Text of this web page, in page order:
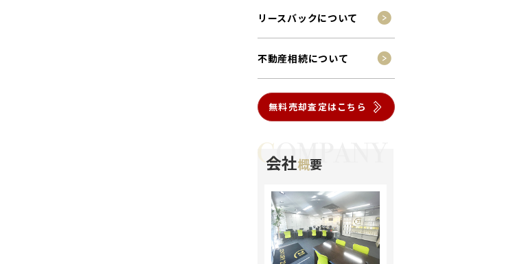
リースバックについて
不動産相続について
無料売却査定はこちら
会社概要